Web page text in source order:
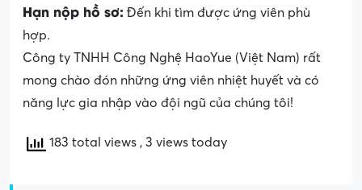
Hạn nộp hồ sơ: Đến khi tìm được ứng viên phù
hợp.
Công ty TNHH Công Nghệ HaoYue (Việt Nam) rất
mong chào đón những ứng viên nhiệt huyết và có
năng lực gia nhập vào đội ngũ của chúng tôi!
183 total views , 3 views today